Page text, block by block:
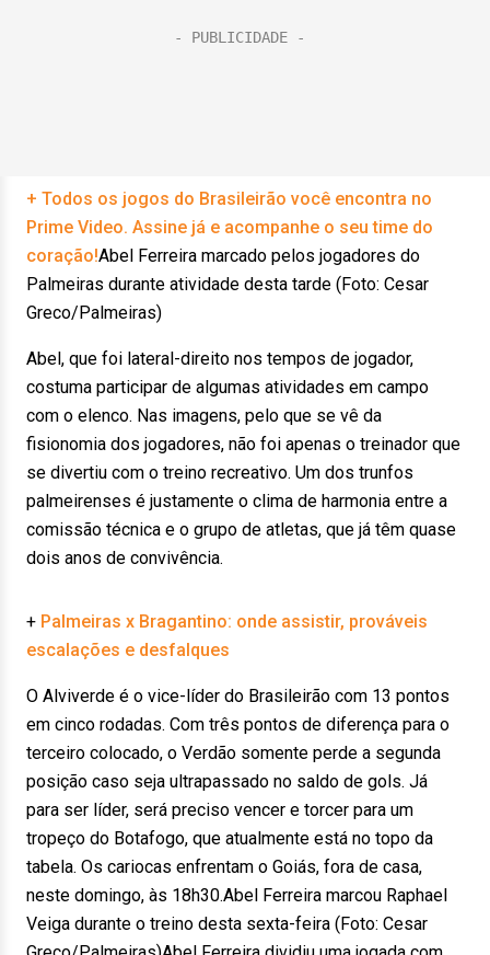
+ Todos os jogos do Brasileirão você encontra no
Prime Video. Assine já e acompanhe o seu time do
coração!Abel Ferreira marcado pelos jogadores do
Palmeiras durante atividade desta tarde (Foto: Cesar
Greco/Palmeiras)
Abel, que foi lateral-direito nos tempos de jogador,
costuma participar de algumas atividades em campo
com o elenco. Nas imagens, pelo que se vê da
fisionomia dos jogadores, não foi apenas o treinador que
se divertiu com o treino recreativo. Um dos trunfos
palmeirenses é justamente o clima de harmonia entre a
comissão técnica e o grupo de atletas, que já têm quase
dois anos de convivência.
+ Palmeiras x Bragantino: onde assistir, prováveis
escalações e desfalques
O Alviverde é o vice-líder do Brasileirão com 13 pontos
em cinco rodadas. Com três pontos de diferença para o
terceiro colocado, o Verdão somente perde a segunda
posição caso seja ultrapassado no saldo de gols. Já
para ser líder, será preciso vencer e torcer para um
tropeço do Botafogo, que atualmente está no topo da
tabela. Os cariocas enfrentam o Goiás, fora de casa,
neste domingo, às 18h30.Abel Ferreira marcou Raphael
Veiga durante o treino desta sexta-feira (Foto: Cesar